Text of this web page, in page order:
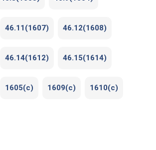
46.11(1607) 46.12(1608)
46.14(1612) 46.15(1614)
1605(c) 1609(c) 1610(c)